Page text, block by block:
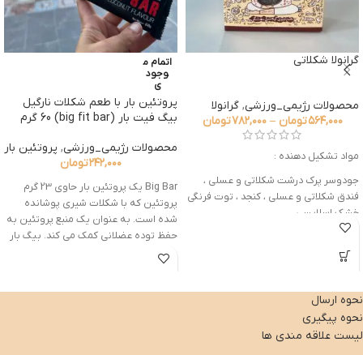
گرانولا شکلاتی
محصولات رژیمی_ورزشی, گرانولا
۵۶۴,۰۰۰تومان – ۷۸۲,۰۰۰تومان
مواد تشکیل دهنده :
جودوسر پرک درشت شکلاتی و عسلی ،
فندق شکلاتی و عسلی ، کنجد ، توت فرنگی
خشک اسلایسی
بیسکوییت و کیک، چون ارزش غذایی
بالایی داره نه روغن داره نه شکر و از
لحاظ طعم و مزه هم عالی
اتمام م
وجود
ی
پروتئين بار با طعم شکلات نارگیل
بیگ فیت بار (big fit bar) 60 گرم
محصولات رژیمی_ورزشی, پروتئین بار
۲۴۲,۰۰۰تومان
Big Bar یک پروتئين بار حاوي 23 گرم
پروتئين که با شکلات شیری پوشانده
شده است. به عنوان یک منبع پروتئین به
حفظ توده عضلانی کمک می کند. بیگ بار
حاوی چربی های هیدروژنه نیست.
نحوه ارسال
نحوه پیگیری
لیست علاقه مندی ها